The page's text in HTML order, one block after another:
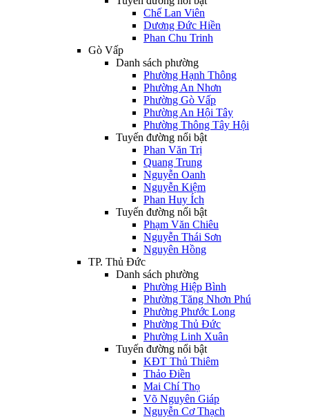
Chế Lan Viên
Dương Đức Hiền
Phan Chu Trinh
Gò Vấp
Danh sách phường
Phường Hạnh Thông
Phường An Nhơn
Phường Gò Vấp
Phường An Hội Tây
Phường Thông Tây Hội
Tuyến đường nổi bật
Phan Văn Trị
Quang Trung
Nguyễn Oanh
Nguyễn Kiệm
Phan Huy Ích
Tuyến đường nổi bật
Phạm Văn Chiêu
Nguyễn Thái Sơn
Nguyên Hồng
TP. Thủ Đức
Danh sách phường
Phường Hiệp Bình
Phường Tăng Nhơn Phú
Phường Phước Long
Phường Thủ Đức
Phường Linh Xuân
Tuyến đường nổi bật
KĐT Thủ Thiêm
Thảo Điền
Mai Chí Thọ
Võ Nguyên Giáp
Nguyễn Cơ Thạch